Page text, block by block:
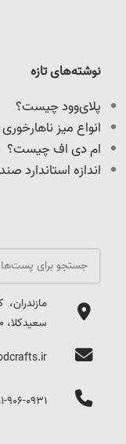
مازندران،
سعیدکلا، 100 متر داخل کوچه
906-0931
نوشته‌های تازه
پلای‌وود چیست؟
انواع میز
ام دی اف چیست؟
اندازه استاندارد